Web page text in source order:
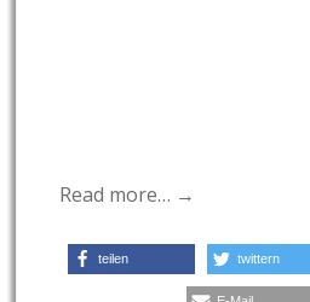
Read more… →
teilen twittern